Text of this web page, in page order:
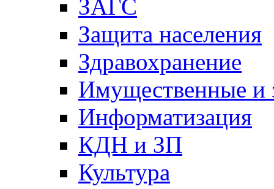
ЗАГС
Защита населения
Здравохранение
Имущественные и
Информатизация
КДН и ЗП
Культура